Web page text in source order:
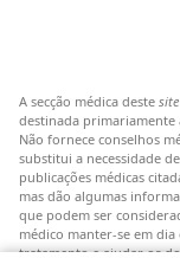
A secção médica deste site
destinada primariamente
Não fornece conselhos
substitui a necessidade
publicações médicas
mas dão algumas
que podem ser
médico manter-se em
tratamento e ajudar os